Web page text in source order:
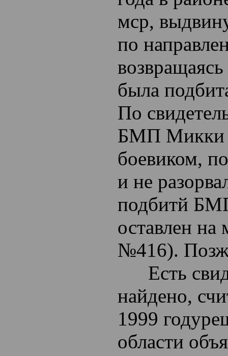
мср,
по
была
По
БМП Микки -
боевиком,
и не
подбитй
оставлен
№416).
Есть
найдено,
1999
области